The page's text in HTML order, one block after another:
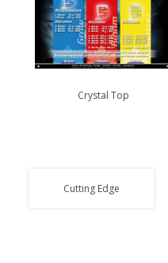
Crystal Top
Cutting Edge